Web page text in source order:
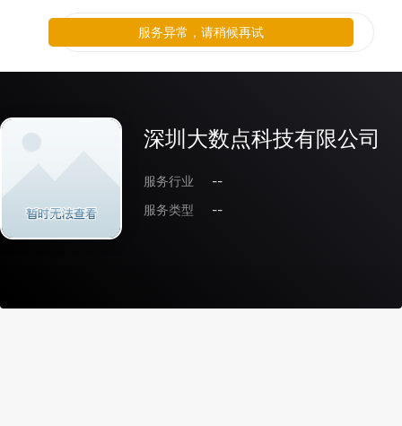
深圳大数点科技有限公司
服务行业
--
服务类型
--
服务异常，请稍候再试